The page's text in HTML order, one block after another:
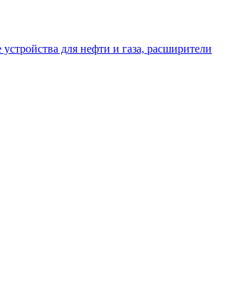
для нефти и газа, расширители